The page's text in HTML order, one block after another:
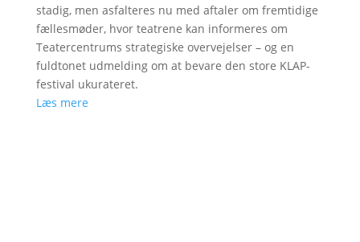
stadig, men asfalteres nu med aftaler om fremtidige
fællesmøder, hvor teatrene kan informeres om
Teatercentrums strategiske overvejelser – og en
fuldtonet udmelding om at bevare den store KLAP-
festival ukurateret.
Læs mere